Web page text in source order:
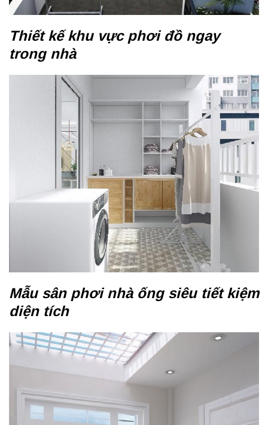
Thiết kế khu vực phơi đồ ngay
trong nhà
Mẫu sân phơi nhà ống siêu tiết kiệm
diện tích